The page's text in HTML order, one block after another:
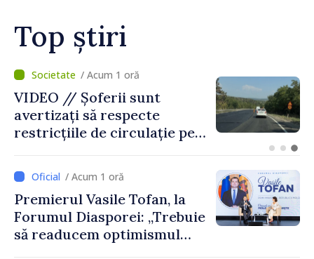
Top știri
/ Acum 23 minute
Prim-ministrul Republicii
Moldova, Vasile Tofan, și
prim-ministrul Belgiei, Bart
despre parcursul european
al Republicii Moldova.
/ Acum 1 oră
Premierul Vasile Tofan, la
Forumul Diasporei: „Trebuie
să readucem optimismul